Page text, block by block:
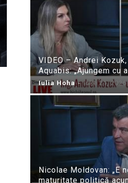
VIDEO – Andrei
Aquabis: „Ajungem cu
Iulia Hoha - iulie 21, 2026
Nicolae Moldovan: „E
maturitate politică